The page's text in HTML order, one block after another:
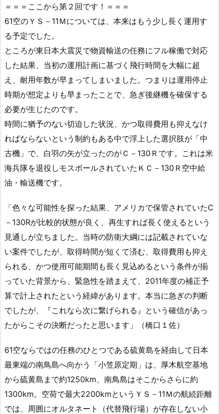
＝＝＝ここから第２回です！＝＝＝
61空のＹＳ－11Ｍについては、本来はもう少し長く運用す
る予定でした。
ところが東日本大震災で物資輸送の任務にフル稼働で対応
した結果、当初の運用計画に基づく飛行時間を大幅に超
え、耐用年数が早まってしまいました。つまりは運用停止
時期が想定よりも早まったことで、急ぎ後継機を確保する
必要が生じたのです。
時間に猶予のない切迫した状況、かつ取得費用も抑えなけ
ればならないという制約もある中で浮上した選択肢が「中
古機」で、白羽の矢が立ったのがＣ－130Ｒです。これは米
海兵隊を退役しモスボールされていたＫＣ－130Ｒ空中給
油・輸送機です。
「色々な可能性を探った結果、アメリカで保管されていたC
－130Rが比較的状態が良く、再生すれば長く使えるという
見通しが立ちました。当時の防衛大綱には記載されていな
い案件でしたが、取得時間が短くて済む、取得費用も抑え
られる、かつ使用可能期間も長く見込めるという条件が揃
っていた背景から、緊急性を踏まえて、2011年度の補正予
算で計上されたという経緯があります。本当に急ぎの判断
でしたが、『これなら次に繋げられる』という確信があっ
たからこその決断だったと思います」（橋口１佐）
61空ならではの任務のひとつである硫黄島を経由して日本
最東端の南鳥島へ向かう「小笠原定期」は、厚木航空基地
から硫黄島まで約1250km、南鳥島はそこからさらに約
1300km。空荷で最大2200kmというＹＳ－11Ｍの航続距離
では、周囲にオルタネート（代替飛行場）が存在しない小